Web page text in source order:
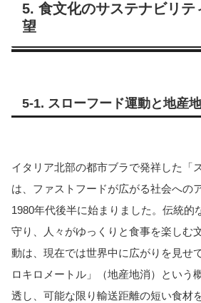
5. 食文化のサステナビリテ
望
5-1. スローフード運動と地産
イタリア北部の都市ブラで発祥した「
は、ファストフードが広がる社会への
1980年代後半に始まりました。伝統的
守り、人々がゆっくりと食事を楽しむ
動は、現在では世界中に広がりを見せ
ロキロメートル」（地産地消）という
透し、可能な限り輸送距離の短い食材